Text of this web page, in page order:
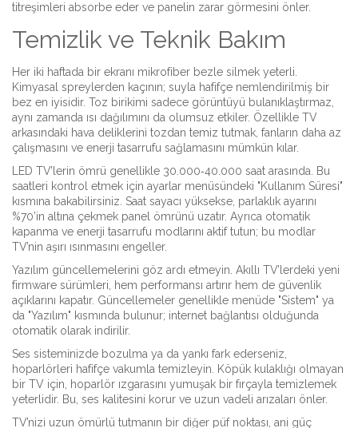
titreşimleri absorbe eder ve panelin zarar görmesini önler.
Temizlik ve Teknik Bakım
Her iki haftada bir ekranı mikrofiber bezle silmek yeterli.
Kimyasal spreylerden kaçının; suyla hafifçe nemlendirilmiş bir
bez en iyisidir. Toz birikimi sadece görüntüyü bulanıklaştırmaz,
aynı zamanda ısı dağılımını da olumsuz etkiler. Özellikle TV
arkasındaki hava deliklerini tozdan temiz tutmak, fanların daha az
çalışmasını ve enerji tasarrufu sağlamasını mümkün kılar.
LED TV’lerin ömrü genellikle 30.000‑40.000 saat arasında. Bu
saatleri kontrol etmek için ayarlar menüsündeki "Kullanım Süresi"
kısmına bakabilirsiniz. Saat sayacı yüksekse, parlaklık ayarını
%70’in altına çekmek panel ömrünü uzatır. Ayrıca otomatik
kapanma ve enerji tasarrufu modlarını aktif tutun; bu modlar
TV’nin aşırı ısınmasını engeller.
Yazılım güncellemelerini göz ardı etmeyin. Akıllı TV’lerdeki yeni
firmware sürümleri, hem performansı artırır hem de güvenlik
açıklarını kapatır. Güncellemeler genellikle menüde "Sistem" ya
da "Yazılım" kısmında bulunur; internet bağlantısı olduğunda
otomatik olarak indirilir.
Ses sisteminizde bozulma ya da yankı fark ederseniz,
hoparlörleri hafifçe vakumla temizleyin. Köpük kulaklığı olmayan
bir TV için, hoparlör ızgarasını yumuşak bir fırçayla temizlemek
yeterlidir. Bu, ses kalitesini korur ve uzun vadeli arızaları önler.
TV’nizi uzun ömürlü tutmanın bir diğer püf noktası, ani güç